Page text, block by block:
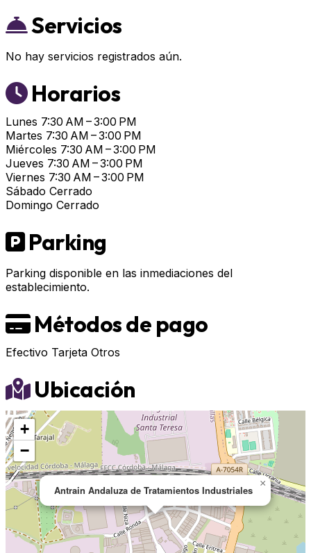
Servicios
No hay servicios registrados aún.
Horarios
Lunes 7:30 AM – 3:00 PM
Martes 7:30 AM – 3:00 PM
Miércoles 7:30 AM – 3:00 PM
Jueves 7:30 AM – 3:00 PM
Viernes 7:30 AM – 3:00 PM
Sábado Cerrado
Domingo Cerrado
Parking
Parking disponible en las inmediaciones del
establecimiento.
Métodos de pago
Efectivo Tarjeta Otros
Ubicación
Antrain Andaluza de Tratamientos Industriales
×
+
−